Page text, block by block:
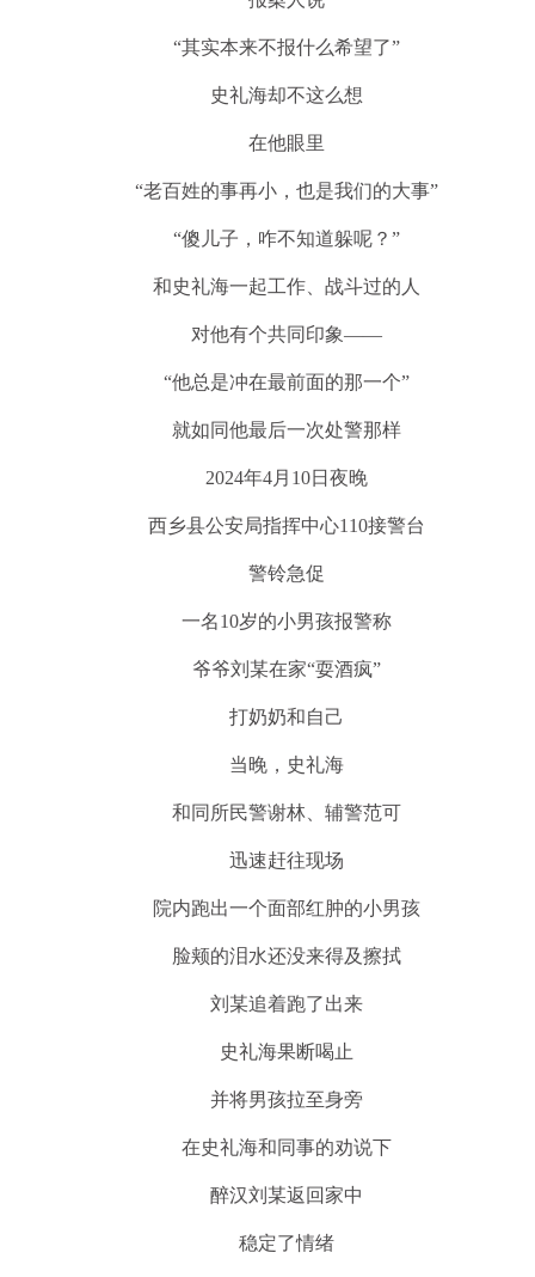
“其实本来不报什么希望了”
史礼海却不这么想
在他眼里
“老百姓的事再小，也是我们的大事”
“傻儿子，咋不知道躲呢？”
和史礼海一起工作、战斗过的人
对他有个共同印象——
“他总是冲在最前面的那一个”
就如同他最后一次处警那样
2024年4月10日夜晚
西乡县公安局指挥中心110接警台
警铃急促
一名10岁的小男孩报警称
爷爷刘某在家“耍酒疯”
打奶奶和自己
当晚，史礼海
和同所民警谢林、辅警范可
迅速赶往现场
院内跑出一个面部红肿的小男孩
脸颊的泪水还没来得及擦拭
刘某追着跑了出来
史礼海果断喝止
并将男孩拉至身旁
在史礼海和同事的劝说下
醉汉刘某返回家中
稳定了情绪